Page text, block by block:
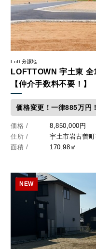
Loft 分譲地
LOFTTOWN 宇土東 全
【仲介手数料不要！】
価格変更！一律885万円！
価格 /
8,850,000円
住所 /
宇土市岩古曽町
面積 /
170.98㎡
NEW